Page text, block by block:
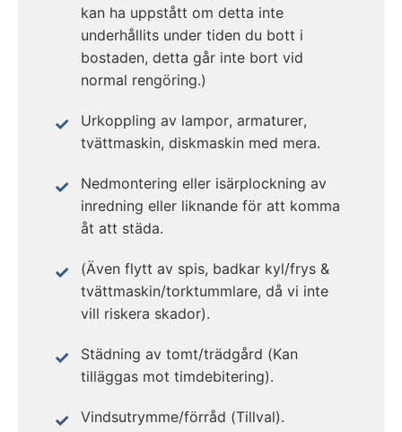
kan ha uppstått om detta inte
underhållits under tiden du bott i
bostaden, detta går inte bort vid
normal rengöring.)
Urkoppling av lampor, armaturer,
tvättmaskin, diskmaskin med mera.
Nedmontering eller isärplockning av
inredning eller liknande för att komma
åt att städa.
(Även flytt av spis, badkar kyl/frys &
tvättmaskin/torktummlare, då vi inte
vill riskera skador).
Städning av tomt/trädgård (Kan
tilläggas mot timdebitering).
Vindsutrymme/förråd (Tillval).